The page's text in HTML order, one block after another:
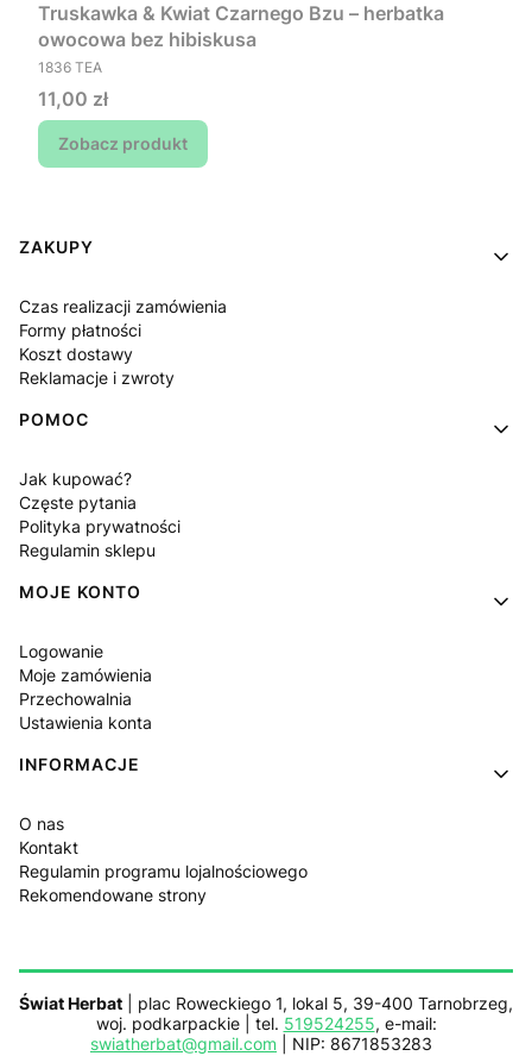
Truskawka & Kwiat Czarnego Bzu – herbatka
owocowa bez hibiskusa
PRODUCENT
1836 TEA
Cena
11,00 zł
Zobacz produkt
Linki w stopce
ZAKUPY
Czas realizacji zamówienia
Formy płatności
Koszt dostawy
Reklamacje i zwroty
POMOC
Jak kupować?
Częste pytania
Polityka prywatności
Regulamin sklepu
MOJE KONTO
Logowanie
Moje zamówienia
Przechowalnia
Ustawienia konta
INFORMACJE
O nas
Kontakt
Regulamin programu lojalnościowego
Rekomendowane strony
Świat Herbat | plac Roweckiego 1, lokal 5, 39-400 Tarnobrzeg,
woj. podkarpackie | tel. 519524255, e-mail:
swiatherbat@gmail.com | NIP: 8671853283